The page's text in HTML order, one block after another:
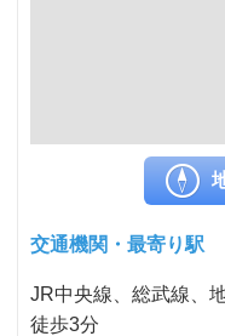
交通機関・最寄り駅
JR中央線、総武線、
徒歩3分